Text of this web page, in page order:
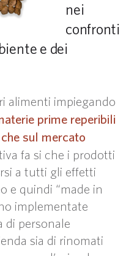
nei
confronti
e dei
alimenti impiegando
prime reperibili
sul mercato
fa si che i prodotti
a tutti gli effetti
e quindi “made in
implementate
di personale
sia di rinomati